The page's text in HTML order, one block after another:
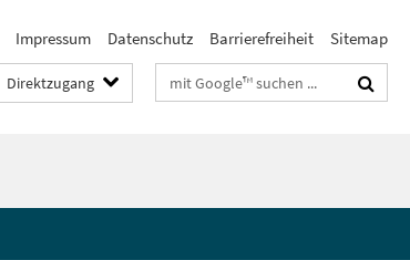
Impressum Datenschutz Barrierefreiheit Sitemap
Direktzugang Suchbegriffe